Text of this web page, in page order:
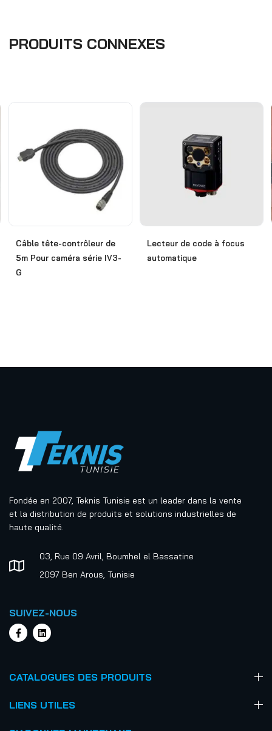
PRODUITS CONNEXES
Câble tête-contrôleur de
5m Pour caméra série IV3-
G
Lecteur de code à focus
automatique
Fondée en 2007, Teknis Tunisie est un leader dans la vente
et la distribution de produits et solutions industrielles de
haute qualité.
03, Rue 09 Avril, Boumhel el Bassatine
2097 Ben Arous, Tunisie
SUIVEZ-NOUS
CATALOGUES DES PRODUITS
LIENS UTILES